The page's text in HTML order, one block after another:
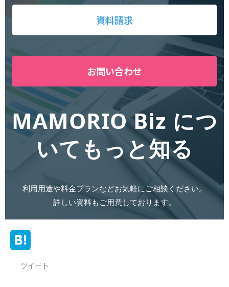
資料請求
お問い合わせ
MAMORIO Biz につ
いてもっと知る
利用用途や料金プランなどお気軽にご相談ください。
詳しい資料もご用意しております。
ツイート